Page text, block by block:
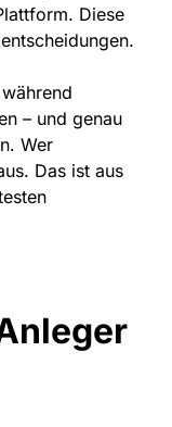
Diese
– und genau
Wer
Das ist aus